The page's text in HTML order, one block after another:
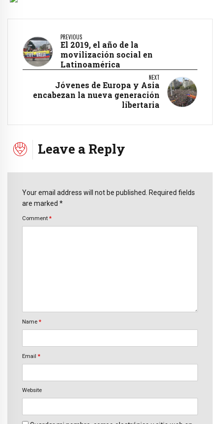
PREVIOUS
El 2019, el año de la
movilización social en
Latinoamérica
NEXT
Jóvenes de Europa y Asia
encabezan la nueva generación
libertaria
Leave a Reply
Your email address will not be published. Required fields
are marked *
Comment *
Name *
Email *
Website